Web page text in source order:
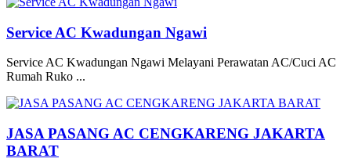
Service AC Kwadungan Ngawi
Service AC Kwadungan Ngawi Melayani Perawatan AC/Cuci AC
Rumah Ruko ...
JASA PASANG AC CENGKARENG JAKARTA
BARAT